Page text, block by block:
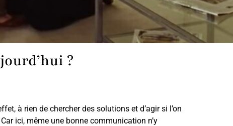
?
à rien de chercher des solutions et d’agir si l’on
ici, même une bonne communication n’y